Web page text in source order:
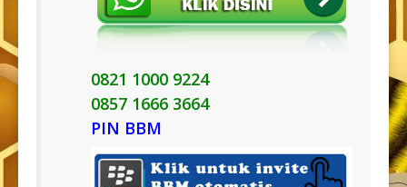
0821 1000 9224
0857 1666 3664
PIN BBM